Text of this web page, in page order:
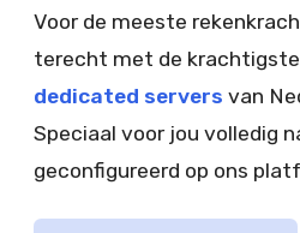
Voor de meeste
terecht met de krachtigste
dedicated servers van
Speciaal voor jou volledig
geconfigureerd op ons